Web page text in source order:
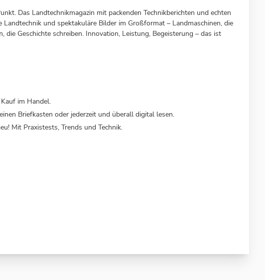
Das Landtechnikmagazin mit packenden Technikberichten und echten
und spektakuläre Bilder im Großformat – Landmaschinen, die
die Geschichte schreiben. Innovation, Leistung, Begeisterung – das ist
im Handel.
Briefkasten oder jederzeit und überall digital lesen.
Mit Praxistests, Trends und Technik.